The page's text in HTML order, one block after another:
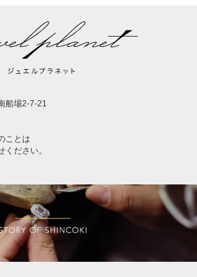
船場2-7-21
ことは
ください。